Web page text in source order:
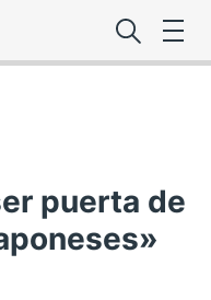
último de la
puerta de